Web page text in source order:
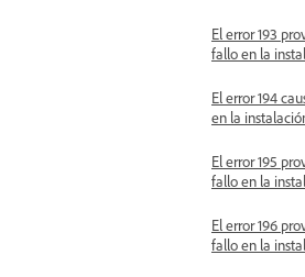
El error 193
fallo en la
El error 194
en la
El error 195
fallo en la
El error 196
fallo en la